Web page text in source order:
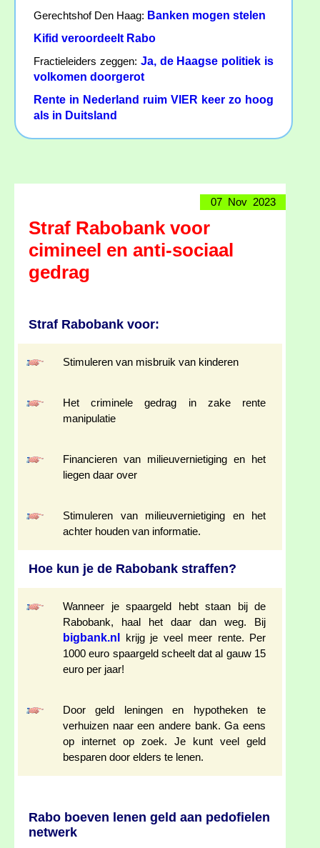
Gerechtshof Den Haag: Banken mogen stelen
Kifid veroordeelt Rabo
Fractieleiders zeggen: Ja, de Haagse politiek is
volkomen doorgerot
Rente in Nederland ruim VIER keer zo hoog
als in Duitsland
07 Nov 2023
Straf Rabobank voor
cimineel en anti-sociaal
gedrag
Straf Rabobank voor:
Stimuleren van misbruik van kinderen
Het criminele gedrag in zake rente
manipulatie
Financieren van milieuvernietiging en het
liegen daar over
Stimuleren van milieuvernietiging en het
achter houden van informatie.
Hoe kun je de Rabobank straffen?
Wanneer je spaargeld hebt staan bij de
Rabobank, haal het daar dan weg. Bij
bigbank.nl
krijg je veel meer rente. Per
1000 euro spaargeld scheelt dat al gauw 15
euro per jaar!
Door geld leningen en hypotheken te
verhuizen naar een andere bank. Ga eens
op internet op zoek. Je kunt veel geld
besparen door elders te lenen.
Rabo boeven lenen geld aan pedofielen
netwerk